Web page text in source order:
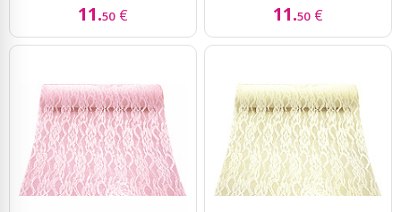
11.50 € 11.50 €